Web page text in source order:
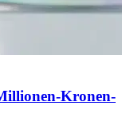
Kronen-